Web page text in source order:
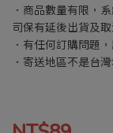
．商品數量有限，
司保有延後出貨及
．有任何訂購問題
．寄送地區不是台